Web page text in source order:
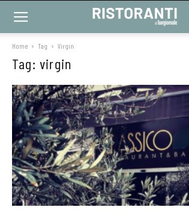
Home Tag Virgin
Tag: virgin